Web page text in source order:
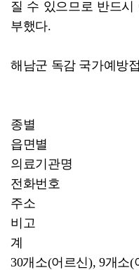
질 수 있으므로 반드시
부했다.
해남군 독감 국가예방
종별
읍면별
의료기관명
전화번호
주소
비고
계
30개소(어르신), 9개소